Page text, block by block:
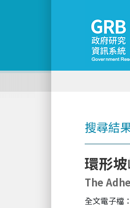
搜尋結
環形
The
全文電子檔：